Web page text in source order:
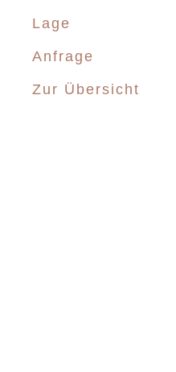
Lage
Anfrage
Zur Übersicht